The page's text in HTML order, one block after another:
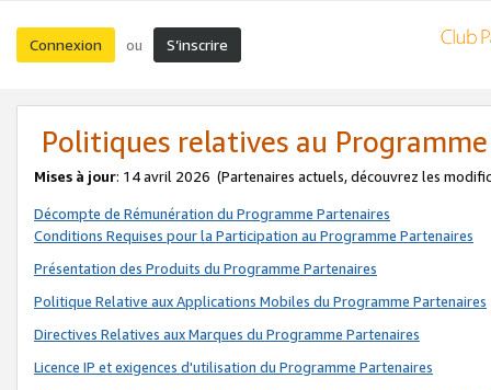
Connexion ou S’inscrire
Politiques relatives au
Mises à jour: 14 avril 2026 (Partenaires actuels, découvrez les
Décompte de Rémunération du Programme Partenaires
Conditions Requises pour la Participation au Programme Partenaires
Présentation des Produits du Programme Partenaires
Politique Relative aux Applications Mobiles du Programme Partenaires
Directives Relatives aux Marques du Programme Partenaires
Licence IP et exigences d'utilisation du Programme Partenaires